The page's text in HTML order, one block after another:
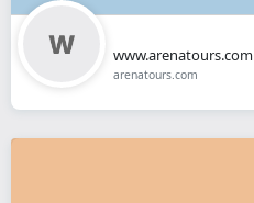
www.arenatours.com
arenatours.com